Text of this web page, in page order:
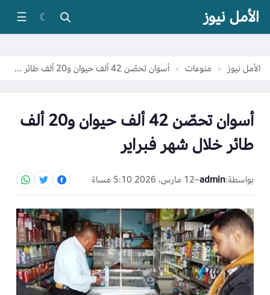
الأمل نيوز ☾
☰
الأمل نيوز » منوعات » أسوان تحصّن 42 ألف حيوان و20 ألف طائر خلال شهر فبراير
أسوان تحصّن 42 ألف حيوان و20 ألف
طائر خلال شهر فبراير
بواسطة:admin
–12 مارس، 2026 5:10 مساءً